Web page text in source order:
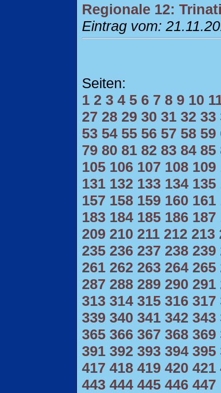
Regionale 12:
Eintrag vom:
Seiten:
1 2 3 4 5 6 7 8 9 10
27 28 29 30 31 32 33
53 54 55 56 57 58 59
79 80 81 82 83 84 85
105 106 107 108 109
131 132 133 134 135
157 158 159 160 161
183 184 185 186 187
209 210 211 212 213
235 236 237 238 239
261 262 263 264 265
287 288 289 290 291
313 314 315 316 317
339 340 341 342 343
365 366 367 368 369
391 392 393 394 395
417 418 419 420 421
443 444 445 446 447